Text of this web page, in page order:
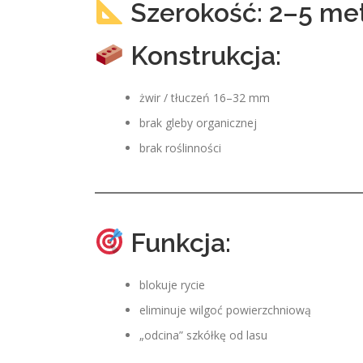
Szerokość: 2–5
Konstrukcja:
żwir / tłuczeń 16–32 mm
brak gleby organicznej
brak roślinności
Funkcja:
blokuje rycie
eliminuje wilgoć powierzchniową
„odcina” szkółkę od lasu